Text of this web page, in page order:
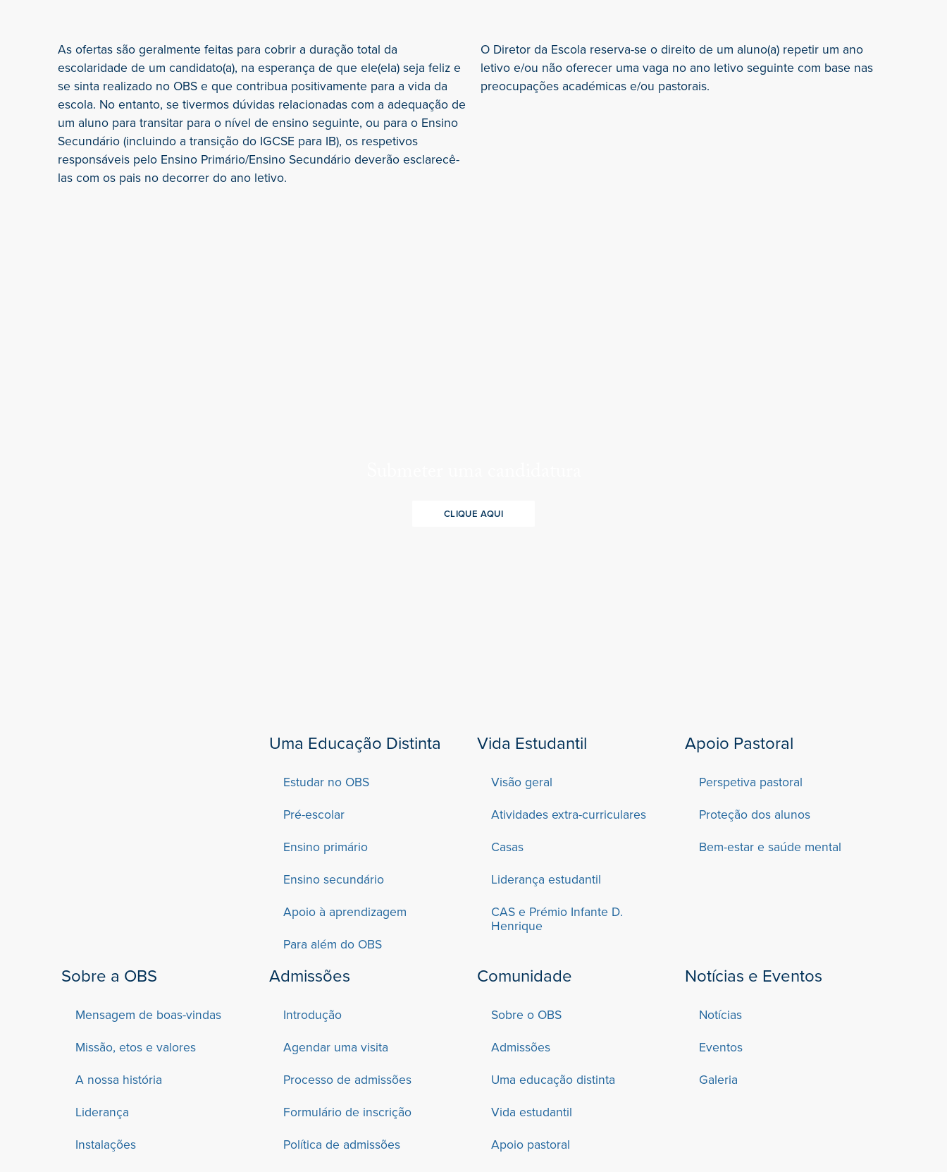
As ofertas são geralmente feitas para cobrir a duração total da
escolaridade de um candidato(a), na esperança de que ele(ela) seja feliz e
se sinta realizado no OBS e que contribua positivamente para a vida da
escola. No entanto, se tivermos dúvidas relacionadas com a adequação de
um aluno para transitar para o nível de ensino seguinte, ou para o Ensino
Secundário (incluindo a transição do IGCSE para IB), os respetivos
responsáveis pelo Ensino Primário/Ensino Secundário deverão esclarecê-
las com os pais no decorrer do ano letivo.
O Diretor da Escola reserva-se o direito de um aluno(a) repetir um ano
letivo e/ou não oferecer uma vaga no ano letivo seguinte com base nas
preocupações académicas e/ou pastorais.
CLIQUE AQUI
Uma Educação Distinta
Estudar no OBS
Pré-escolar
Ensino primário
Ensino secundário
Apoio à aprendizagem
Para além do OBS
Vida Estudantil
Visão geral
Atividades extra-curriculares
Casas
Liderança estudantil
CAS e Prémio Infante D.
Henrique
Apoio Pastoral
Perspetiva pastoral
Proteção dos alunos
Bem-estar e saúde mental
Sobre a OBS
Mensagem de boas-vindas
Missão, etos e valores
A nossa história
Liderança
Instalações
Admissões
Introdução
Agendar uma visita
Processo de admissões
Formulário de inscrição
Política de admissões
Comunidade
Sobre o OBS
Admissões
Uma educação distinta
Vida estudantil
Apoio pastoral
Notícias e Eventos
Notícias
Eventos
Galeria